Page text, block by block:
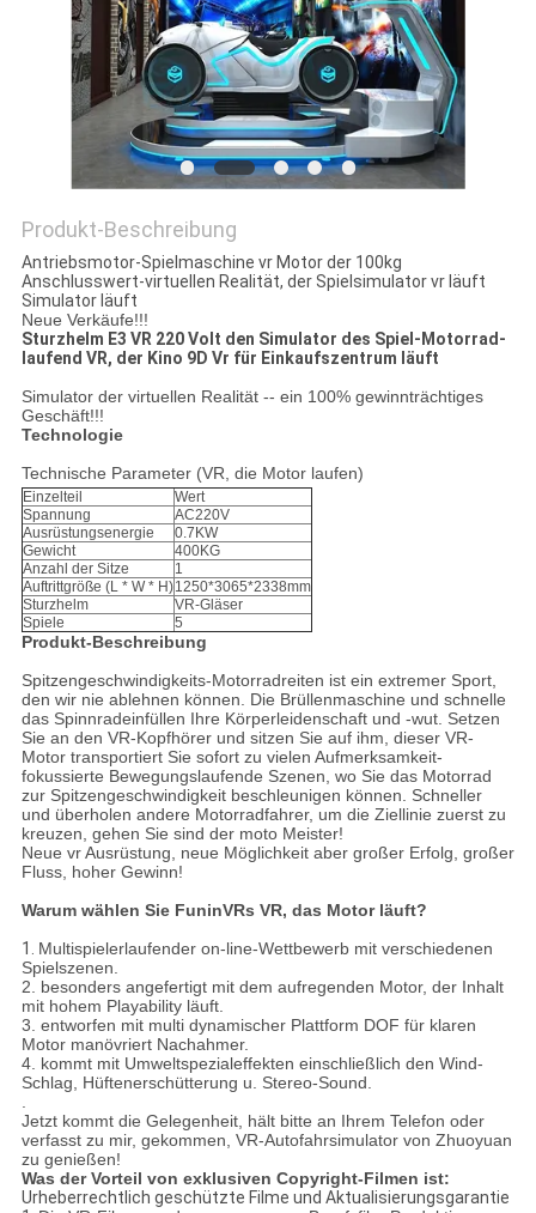
Produkt-Beschreibung
Antriebsmotor-Spielmaschine vr Motor der 100kg
Anschlusswert-virtuellen Realität, der Spielsimulator vr läuft
Simulator läuft
Neue Verkäufe!!!
Sturzhelm E3 VR 220 Volt den Simulator des Spiel-Motorrad-
laufend VR, der Kino 9D Vr für Einkaufszentrum läuft
Simulator der virtuellen Realität -- ein 100% gewinnträchtiges
Geschäft!!!
Technologie
Technische Parameter (VR, die Motor laufen)
Einzelteil
Wert
Spannung
AC220V
Ausrüstungsenergie
0.7KW
Gewicht
400KG
Anzahl der Sitze
1
Auftrittgröße (L * W * H)1250*3065*2338mm
Sturzhelm
VR-Gläser
Spiele
5
Produkt-Beschreibung
Spitzengeschwindigkeits-Motorradreiten ist ein extremer Sport,
den wir nie ablehnen können. Die Brüllenmaschine und schnelle
das Spinnradeinfüllen Ihre Körperleidenschaft und -wut. Setzen
Sie an den VR-Kopfhörer und sitzen Sie auf ihm, dieser VR-
Motor transportiert Sie sofort zu vielen Aufmerksamkeit-
fokussierte Bewegungslaufende Szenen, wo Sie das Motorrad
zur Spitzengeschwindigkeit beschleunigen können. Schneller
und überholen andere Motorradfahrer, um die Ziellinie zuerst zu
kreuzen, gehen Sie sind der moto Meister!
Neue vr Ausrüstung, neue Möglichkeit aber großer Erfolg, großer
Fluss, hoher Gewinn!
Warum wählen Sie FuninVRs VR, das Motor läuft?
1. Multispielerlaufender on-line-Wettbewerb mit verschiedenen
Spielszenen.
2. besonders angefertigt mit dem aufregenden Motor, der Inhalt
mit hohem Playability läuft.
3. entworfen mit multi dynamischer Plattform DOF für klaren
Motor manövriert Nachahmer.
4. kommt mit Umweltspezialeffekten einschließlich den Wind-
Schlag, Hüftenerschütterung u. Stereo-Sound.
.
Jetzt kommt die Gelegenheit, hält bitte an Ihrem Telefon oder
verfasst zu mir, gekommen, VR-Autofahrsimulator von Zhuoyuan
zu genießen!
Was der Vorteil von exklusiven Copyright-Filmen ist:
Urheberrechtlich geschützte Filme und Aktualisierungsgarantie